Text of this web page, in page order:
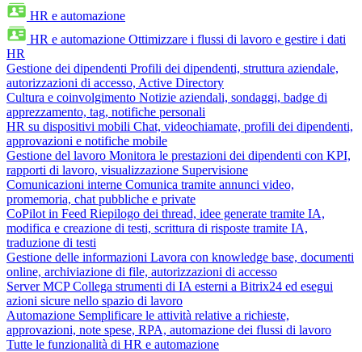
HR e automazione
HR e automazione Ottimizzare i flussi di lavoro e gestire i dati
HR
Gestione dei dipendenti Profili dei dipendenti, struttura aziendale,
autorizzazioni di accesso, Active Directory
Cultura e coinvolgimento Notizie aziendali, sondaggi, badge di
apprezzamento, tag, notifiche personali
HR su dispositivi mobili Chat, videochiamate, profili dei dipendenti,
approvazioni e notifiche mobile
Gestione del lavoro Monitora le prestazioni dei dipendenti con KPI,
rapporti di lavoro, visualizzazione Supervisione
Comunicazioni interne Comunica tramite annunci video,
promemoria, chat pubbliche e private
CoPilot in Feed Riepilogo dei thread, idee generate tramite IA,
modifica e creazione di testi, scrittura di risposte tramite IA,
traduzione di testi
Gestione delle informazioni Lavora con knowledge base, documenti
online, archiviazione di file, autorizzazioni di accesso
Server MCP Collega strumenti di IA esterni a Bitrix24 ed esegui
azioni sicure nello spazio di lavoro
Automazione Semplificare le attività relative a richieste,
approvazioni, note spese, RPA, automazione dei flussi di lavoro
Tutte le funzionalità di HR e automazione